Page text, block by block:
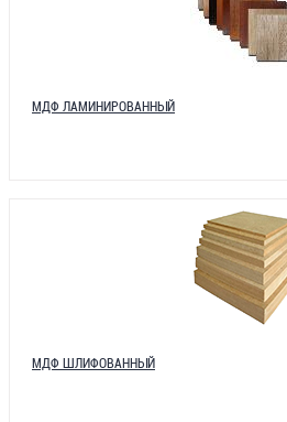
МДФ ЛАМИНИРОВАННЫЙ
МДФ ШЛИФОВАННЫЙ